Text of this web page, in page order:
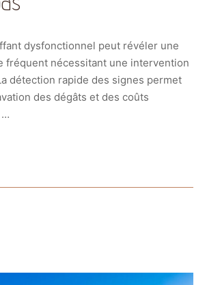
dysfonctionnel peut révéler une
fréquent nécessitant une intervention
détection rapide des signes permet
des dégâts et des coûts
…